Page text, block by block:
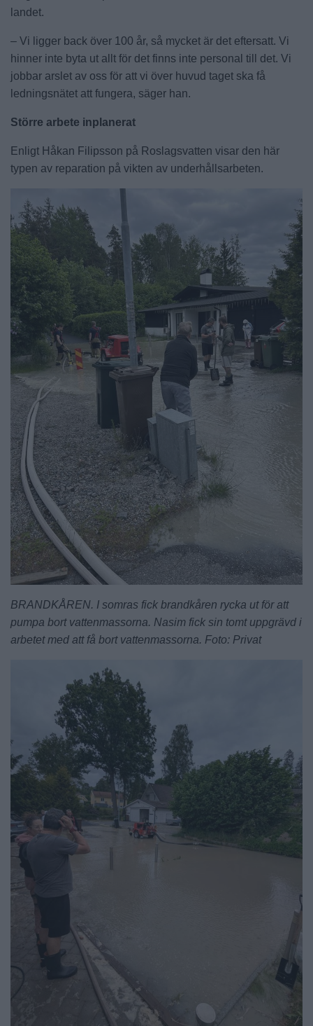
landet.
– Vi ligger back över 100 år, så mycket är det eftersatt. Vi
hinner inte byta ut allt för det finns inte personal till det. Vi
jobbar arslet av oss för att vi över huvud taget ska få
ledningsnätet att fungera, säger han.
Större arbete inplanerat
Enligt Håkan Filipsson på Roslagsvatten visar den här
typen av reparation på vikten av underhållsarbeten.
BRANDKÅREN. I somras fick brandkåren rycka ut för att
pumpa bort vattenmassorna. Nasim fick sin tomt uppgrävd i
arbetet med att få bort vattenmassorna. Foto: Privat